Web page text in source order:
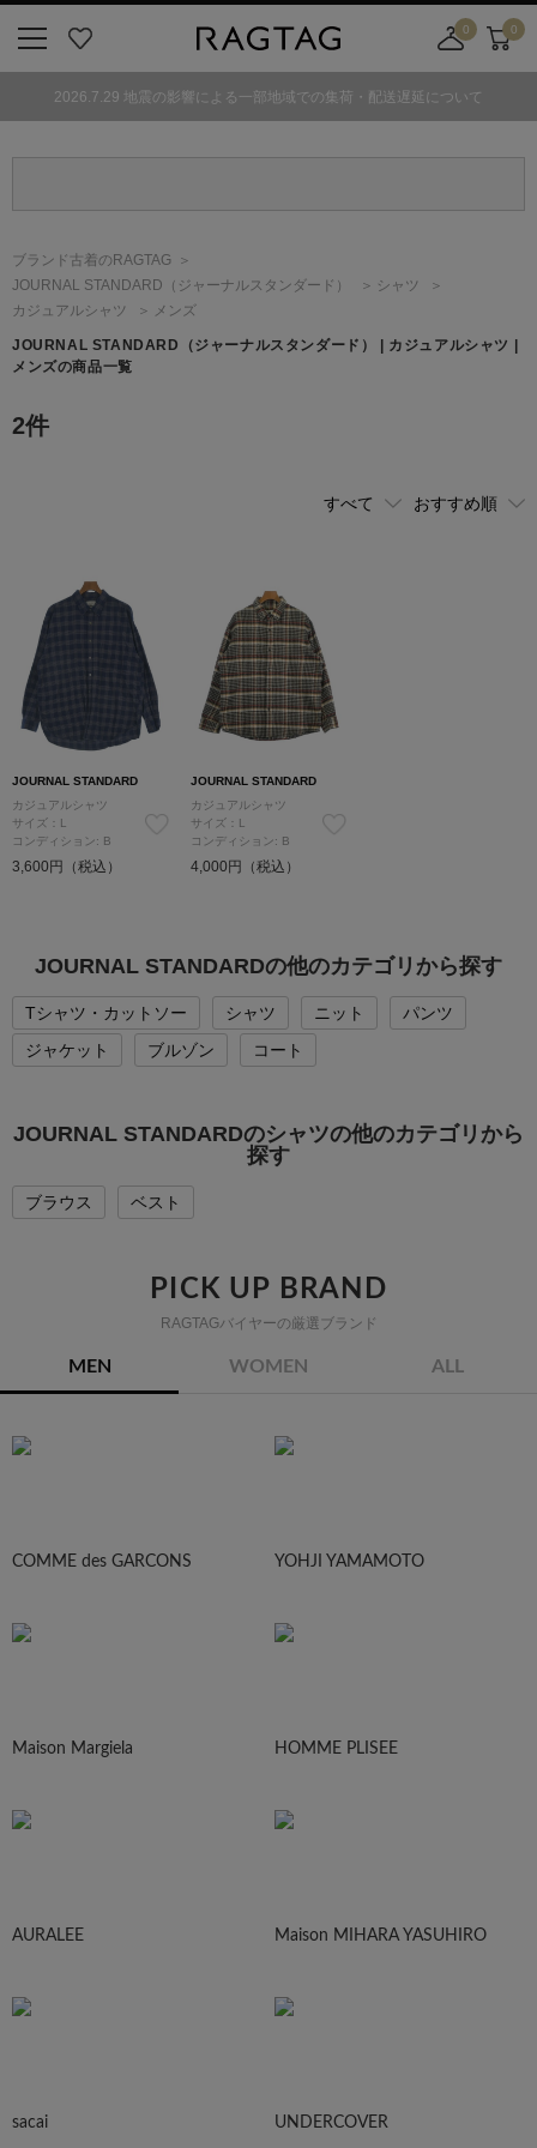
気
0
舗
カ
0
2026.7.29 地震の影響による一部地域での集荷・配送遅延について
ブランド古着のRAGTAG
JOURNAL STANDARD （ジャーナルスタンダード）
シャツ
カジュアルシャツ
メンズ
JOURNAL STANDARD （ジャーナルスタンダード）
| カジュアルシャツ |
メンズの商品一覧
2件
JOURNAL STANDARD
カジュアルシャツ
サイズ：L
コンディション: B
3,600円（税込）
JOURNAL STANDARD
カジュアルシャツ
サイズ：L
コンディション: B
4,000円（税込）
JOURNAL STANDARDの他のカテゴリから探す
Tシャツ・カットソー シャツ ニット
パンツ
ジャケット
ブルゾン コート
JOURNAL STANDARDのシャツの他のカテゴリから
探す
ブラウス ベスト
PICK UP BRAND
RAGTAGバイヤーの厳選ブランド
MEN WOMEN ALL
COMME des GARCONS YOHJI YAMAMOTO
Maison Margiela HOMME PLISEE
AURALEE Maison MIHARA YASUHIRO
sacai UNDERCOVER